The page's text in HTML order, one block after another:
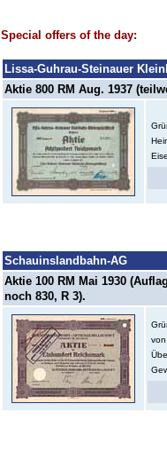
Special offers of the day:
Lissa-Guhrau-Steinauer
Aktie 800 RM Aug. 1937
Schauinslandbahn-AG
Aktie 100 RM Mai 1930
noch 830, R 3).